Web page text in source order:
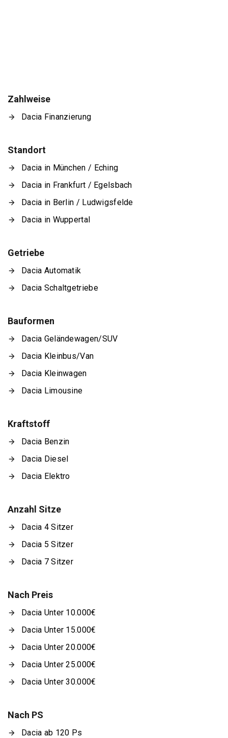
Zahlweise
Dacia Finanzierung
Standort
Dacia in München / Eching
Dacia in Frankfurt / Egelsbach
Dacia in Berlin / Ludwigsfelde
Dacia in Wuppertal
Getriebe
Dacia Automatik
Dacia Schaltgetriebe
Bauformen
Dacia Geländewagen/SUV
Dacia Kleinbus/Van
Dacia Kleinwagen
Dacia Limousine
Kraftstoff
Dacia Benzin
Dacia Diesel
Dacia Elektro
Anzahl Sitze
Dacia 4 Sitzer
Dacia 5 Sitzer
Dacia 7 Sitzer
Nach Preis
Dacia Unter 10.000€
Dacia Unter 15.000€
Dacia Unter 20.000€
Dacia Unter 25.000€
Dacia Unter 30.000€
Nach PS
Dacia ab 120 Ps